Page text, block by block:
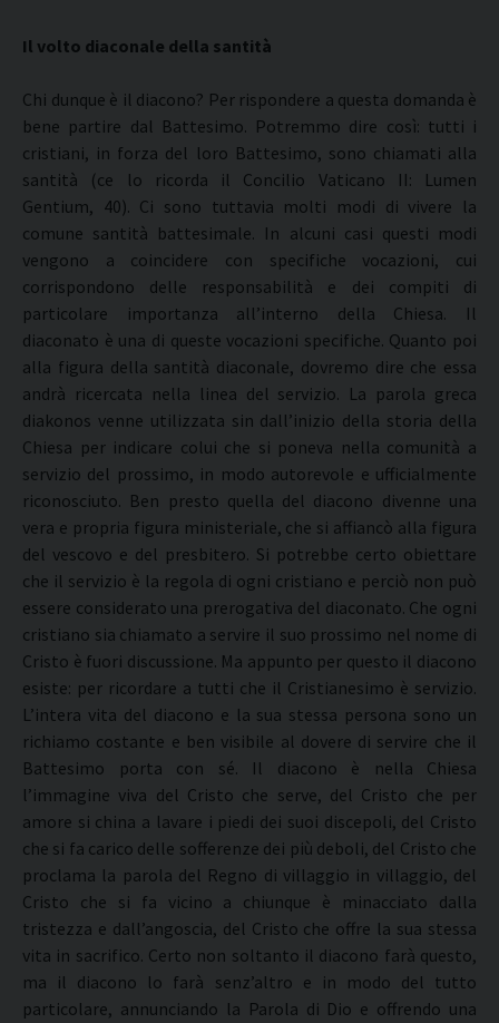
Il volto diaconale della santità
Chi dunque è il diacono? Per rispondere a questa domanda è
bene partire dal Battesimo. Potremmo dire così: tutti i
cristiani, in forza del loro Battesimo, sono chiamati alla
santità (ce lo ricorda il Concilio Vaticano II: Lumen
Gentium, 40). Ci sono tuttavia molti modi di vivere la
comune santità battesimale. In alcuni casi questi modi
vengono a coincidere con specifiche vocazioni, cui
corrispondono delle responsabilità e dei compiti di
particolare importanza all’interno della Chiesa. Il
diaconato è una di queste vocazioni specifiche. Quanto poi
alla figura della santità diaconale, dovremo dire che essa
andrà ricercata nella linea del servizio. La parola greca
diakonos venne utilizzata sin dall’inizio della storia della
Chiesa per indicare colui che si poneva nella comunità a
servizio del prossimo, in modo autorevole e ufficialmente
riconosciuto. Ben presto quella del diacono divenne una
vera e propria figura ministeriale, che si affiancò alla figura
del vescovo e del presbitero. Si potrebbe certo obiettare
che il servizio è la regola di ogni cristiano e perciò non può
essere considerato una prerogativa del diaconato. Che ogni
cristiano sia chiamato a servire il suo prossimo nel nome di
Cristo è fuori discussione. Ma appunto per questo il diacono
esiste: per ricordare a tutti che il Cristianesimo è servizio.
L’intera vita del diacono e la sua stessa persona sono un
richiamo costante e ben visibile al dovere di servire che il
Battesimo porta con sé. Il diacono è nella Chiesa
l’immagine viva del Cristo che serve, del Cristo che per
amore si china a lavare i piedi dei suoi discepoli, del Cristo
che si fa carico delle sofferenze dei più deboli, del Cristo che
proclama la parola del Regno di villaggio in villaggio, del
Cristo che si fa vicino a chiunque è minacciato dalla
tristezza e dall’angoscia, del Cristo che offre la sua stessa
vita in sacrifico. Certo non soltanto il diacono farà questo,
ma il diacono lo farà senz’altro e in modo del tutto
particolare, annunciando la Parola di Dio e offrendo una